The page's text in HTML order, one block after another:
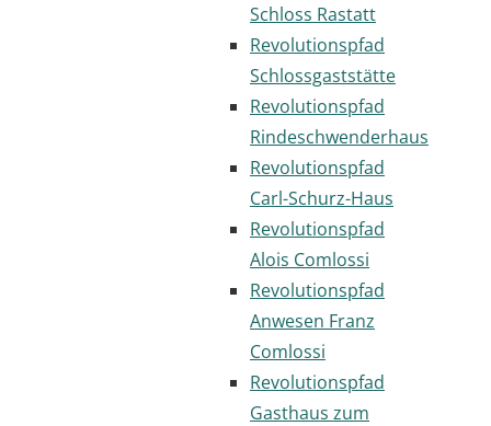
Schloss Rastatt
Revolutionspfad
Schlossgaststätte
Revolutionspfad
Rindeschwenderhaus
Revolutionspfad
Carl-Schurz-Haus
Revolutionspfad
Alois Comlossi
Revolutionspfad
Anwesen Franz
Comlossi
Revolutionspfad
Gasthaus zum